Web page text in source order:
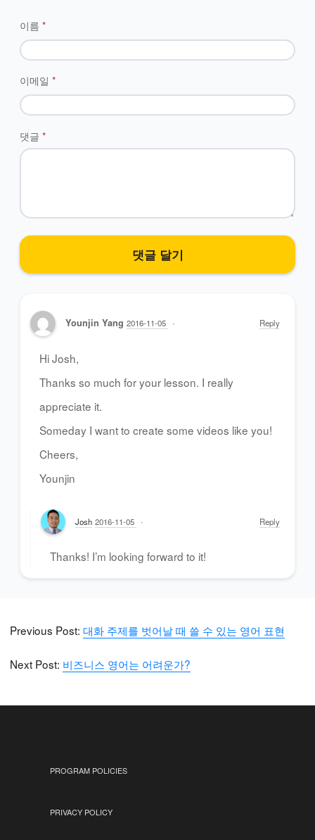
이름 *
이메일 *
댓글 *
Younjin Yang 2016-11-05 Reply
Hi Josh,
Thanks so much for your lesson. I really
appreciate it.
Someday I want to create some videos like you!
Cheers,
Younjin
Josh 2016-11-05 Reply
Thanks! I’m looking forward to it!
Previous Post: 대화 주제를 벗어날 때 쓸 수 있는 영어 표현
Next Post: 비즈니스 영어는 어려운가?
PROGRAM POLICIES
PRIVACY POLICY